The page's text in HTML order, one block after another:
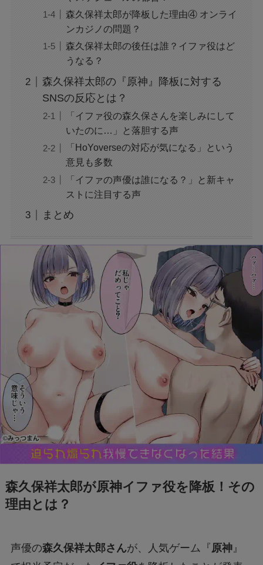
声にならない愛は最終話やネタバレは？最後ま
で見る方法も！
MAZZEL・RYUKIのヘアメイク匂わせとは？時
映画『銀行強盗：完全マニュアル』公開中止の
理由は？なぜなのか徹底調査
モンスト抽選会の炎上理由は？謝罪と再実施の
FIFAワールドカップ2026はどこで見れる？配
信は無料で見れる？
BeReal 無制限はいつまで？終わりはいつな
の？注意事項についても
ドラえもんの重複掲載問題って何？コロコロコ
ミックの間違いを調査
モンストナルトコラボは引いたほうがいい？性
能評価を比較して検証！
Geminiでエラー1076になる！理由はなぜ？対
処法は？
森久保祥太郎が降板した理由④ オンライ
ンカジノの問題？
森久保祥太郎の後任は誰？イファ役はど
うなる？
森久保祥太郎の『原神』降板に対する
SNSの反応とは？
「イファ役の森久保さんを楽しみにして
いたのに…」と落胆する声
「HoYoverseの対応が気になる」という
意見も多数
「イファの声優は誰になる？」と新キャ
ストに注目する声
まとめ
森久保祥太郎が原神イファ役を降板！その
理由とは？
声優の森久保祥太郎さんが、人気ゲーム『 原神』